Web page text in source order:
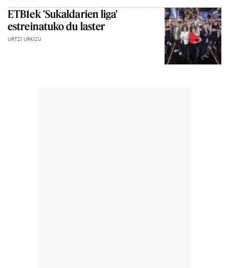
ETB1ek 'Sukaldarien liga'
estreinatuko du laster
URTZI URKIZU